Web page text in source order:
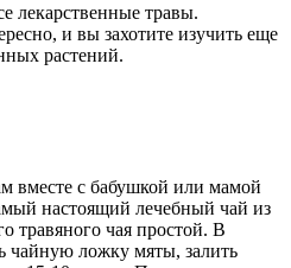
лекарственные травы.
и вы захотите изучить еще
растений.
вместе с бабушкой или мамой
настоящий лечебный чай из
травяного чая простой. В
чайную ложку мяты, залить